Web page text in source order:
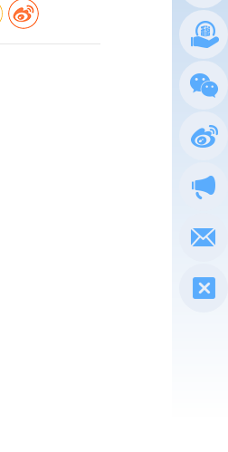
总局
政务
执法
电子
税惠通